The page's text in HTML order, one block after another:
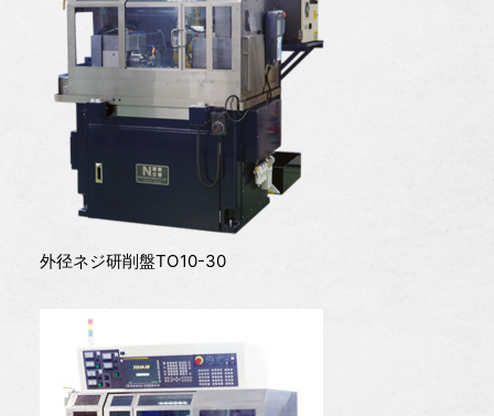
外径ネジ研削盤TO10-30